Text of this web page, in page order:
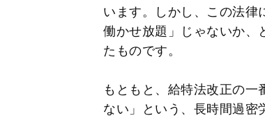
います。しかし、この法律
働かせ放題」じゃないか、
たものです。
もともと、給特法改正の一
ない」という、長時間過密